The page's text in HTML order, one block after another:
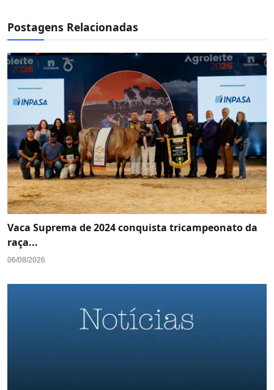
Postagens Relacionadas
Vaca Suprema de 2024 conquista tricampeonato da
raça...
06/08/2026